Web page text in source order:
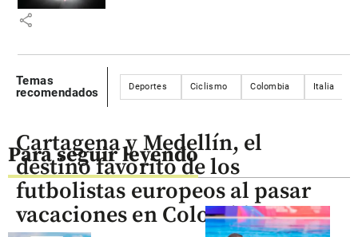
share
Temas
recomendados
Deportes Ciclismo Colombia Italia
Para seguir leyendo
Cartagena y Medellín, el
destino favorito de los
futbolistas europeos al pasar
vacaciones en Colombia